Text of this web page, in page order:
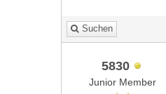
Suchen
5830
Junior Member